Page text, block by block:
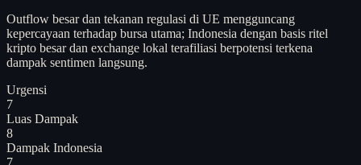
Outflow besar dan tekanan regulasi di UE mengguncang
kepercayaan terhadap bursa utama; Indonesia dengan basis ritel
kripto besar dan exchange lokal terafiliasi berpotensi terkena
dampak sentimen langsung.
Urgensi
7
Luas Dampak
8
Dampak Indonesia
7